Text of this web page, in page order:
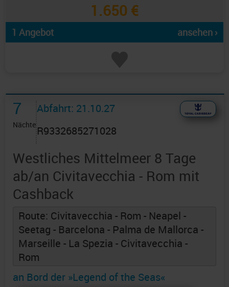
1.650 €
1 Angebot ansehen ›
7
Nächte
Abfahrt: 21.10.27
R9332685271028
Westliches Mittelmeer 8 Tage
ab/an Civitavecchia - Rom mit
Cashback
Route: Civitavecchia - Rom - Neapel -
Seetag - Barcelona - Palma de Mallorca -
Marseille - La Spezia - Civitavecchia -
Rom
an Bord der »Legend of the Seas«